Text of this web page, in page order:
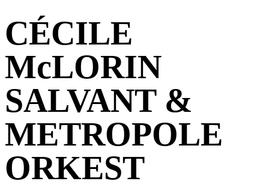
CÉCILE
McLORIN
SALVANT &
METROPOLE
ORKEST